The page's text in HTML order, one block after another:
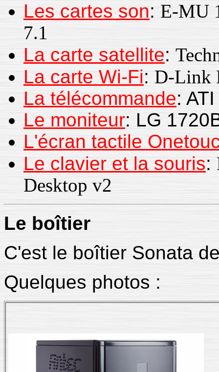
Les cartes son: E-MU
7.1
La carte satellite:
La carte Wi-Fi: D-Link
La télécommande:
Le moniteur: LG
L'écran tactile
Le clavier et la souris:
Desktop v2
Le boîtier
C'est le boîtier Sonata
Quelques photos :